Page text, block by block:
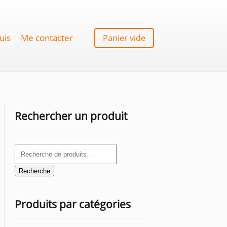
Panier vide
Me contacter
Rechercher un produit
Recherche
pour :
Recherche
Produits par catégories